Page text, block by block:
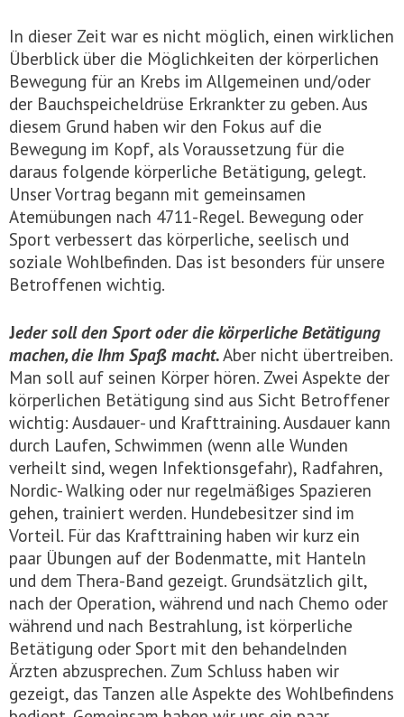
In dieser Zeit war es nicht möglich, einen wirklichen
Überblick über die Möglichkeiten der körperlichen
Bewegung für an Krebs im Allgemeinen und/oder
der Bauchspeicheldrüse Erkrankter zu geben. Aus
diesem Grund haben wir den Fokus auf die
Bewegung im Kopf, als Voraussetzung für die
daraus folgende körperliche Betätigung, gelegt.
Unser Vortrag begann mit gemeinsamen
Atemübungen nach 4711-Regel. Bewegung oder
Sport verbessert das körperliche, seelisch und
soziale Wohlbefinden. Das ist besonders für unsere
Betroffenen wichtig.
Jeder soll den Sport oder die körperliche Betätigung
machen, die Ihm Spaß macht.Aber nicht übertreiben.
Man soll auf seinen Körper hören. Zwei Aspekte der
körperlichen Betätigung sind aus Sicht Betroffener
wichtig: Ausdauer- und Krafttraining. Ausdauer kann
durch Laufen, Schwimmen (wenn alle Wunden
verheilt sind, wegen Infektionsgefahr), Radfahren,
Nordic- Walking oder nur regelmäßiges Spazieren
gehen, trainiert werden. Hundebesitzer sind im
Vorteil. Für das Krafttraining haben wir kurz ein
paar Übungen auf der Bodenmatte, mit Hanteln
und dem Thera-Band gezeigt. Grundsätzlich gilt,
nach der Operation, während und nach Chemo oder
während und nach Bestrahlung, ist körperliche
Betätigung oder Sport mit den behandelnden
Ärzten abzusprechen. Zum Schluss haben wir
gezeigt, das Tanzen alle Aspekte des Wohlbefindens